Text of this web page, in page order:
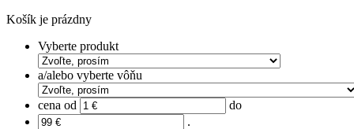
Košík je prázdny
Vyberte produkt
a/alebo vyberte vôňu
cena od
do
.